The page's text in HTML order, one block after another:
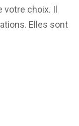
votre choix. Il
Elles sont